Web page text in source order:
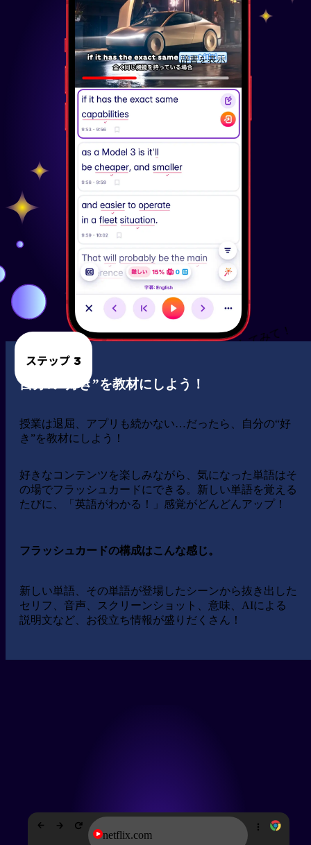
辞書を表示
クリックしてみて！
自分の“好き”を教材にしよう！
授業は退屈、アプリも続かない…だったら、自分の“好
き”を教材にしよう！
好きなコンテンツを楽しみながら、気になった単語はそ
の場でフラッシュカードにできる。新しい単語を覚える
たびに、「英語がわかる！」感覚がどんどんアップ！
フラッシュカードの構成はこんな感じ。
新しい単語、その単語が登場したシーンから抜き出した
セリフ、音声、スクリーンショット、意味、 AIによる
説明文など、お役立ち情報が盛りだくさん！
ステップ 3
netflix.com